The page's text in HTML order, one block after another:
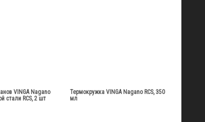
VINGA Nagano
стали RCS, 2 шт
Термокружка VINGA Nagano RCS, 350
мл